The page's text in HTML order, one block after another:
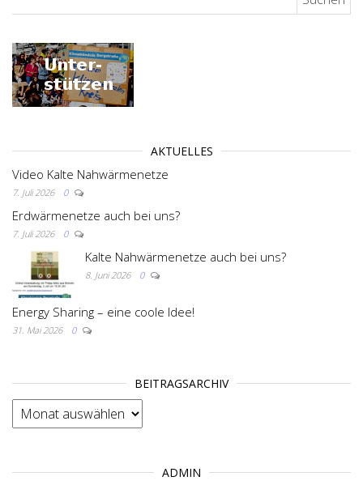
n
g
N
a
i
g
a
t
i
o
n
AKTUELLES
Video Kalte Nahwärmenetze
7. Juli 2026 0
Erdwärmenetze auch bei uns?
7. Juli 2026 0
Kalte Nahwärmenetze auch bei uns?
8. Juni 2026 0
Energy Sharing – eine coole Idee!
31. Mai 2026 0
BEITRAGSARCHIV
BEITRAGSARCHIV
ADMIN